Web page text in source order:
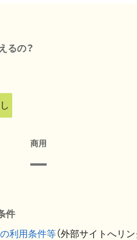
るの？
商用
件
利用条件等（外部サイトへリン